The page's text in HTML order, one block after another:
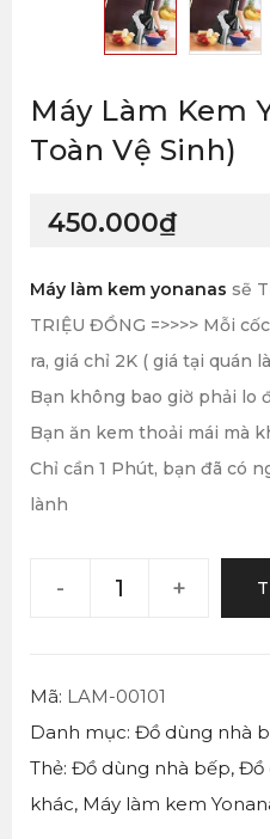
Máy Làm Kem
Toàn Vệ Sinh)
450.000₫
Máy làm kem yonanas sẽ
TRIỆU ĐỒNG =>>>> Mỗi
ra, giá chỉ 2K ( giá tại quán
Bạn không bao giờ phải lo
Bạn ăn kem thoải mái mà
Chỉ cần 1 Phút, bạn đã có
lành
- +
Mã: LAM-00101
Danh mục: Đồ dùng nhà
Thẻ: Đồ dùng nhà bếp, Đồ
khác, Máy làm kem